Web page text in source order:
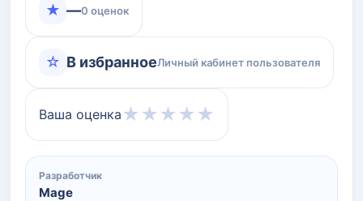
★ —0 оценок
☆ В избранноеЛичный кабинет пользователя
Ваша оценка ★ ★ ★ ★ ★
Разработчик
Mage